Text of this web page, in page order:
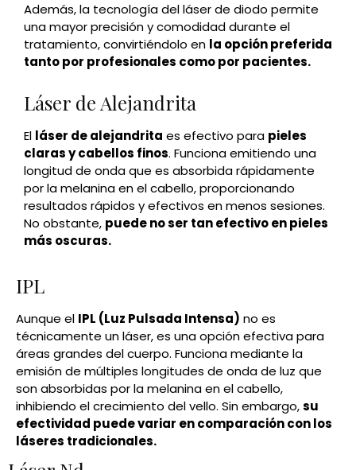
Además, la tecnología del láser de diodo permite
una mayor precisión y comodidad durante el
tratamiento, convirtiéndolo en la opción preferida
tanto por profesionales como por pacientes.
Láser de Alejandrita
El láser de alejandrita es efectivo para pieles
claras y cabellos finos. Funciona emitiendo una
longitud de onda que es absorbida rápidamente
por la melanina en el cabello, proporcionando
resultados rápidos y efectivos en menos sesiones.
No obstante, puede no ser tan efectivo en pieles
más oscuras.
IPL
Aunque el IPL (Luz Pulsada Intensa) no es
técnicamente un láser, es una opción efectiva para
áreas grandes del cuerpo. Funciona mediante la
emisión de múltiples longitudes de onda de luz que
son absorbidas por la melanina en el cabello,
inhibiendo el crecimiento del vello. Sin embargo,su
efectividad puede variar en comparación con los
láseres tradicionales.